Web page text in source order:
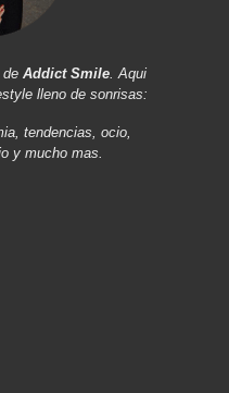
de Addict Smile. Aqui
lleno de sonrisas:
tendencias, ocio,
y mucho mas.